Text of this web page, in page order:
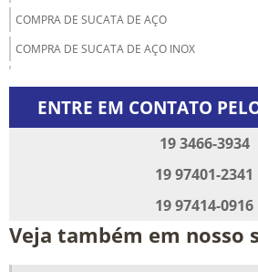
COMPRA DE SUCATA DE AÇO
COMPRA DE SUCATA DE AÇO INOX
COMPRA DE SUCATA DE FERRO
COMPRA DE SUCATA DE FERRO SP
COMPRA DE SUCATA PIRACICABA
COMPRA E VENDA DE SUCATA
ENTRE EM CONTATO
19 3466-3934
19 97401-2341
19 97414-0916
Veja também em nosso